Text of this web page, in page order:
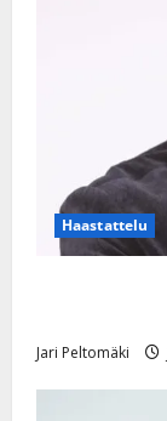
Haastattelu
Jari Peltomäki